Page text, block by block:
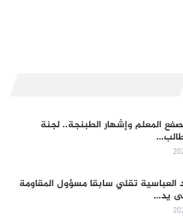
المعلم وإشهار الطبنجة.. لجنة
العباسية تقلي سابقا مسؤول المقاومة
يد…